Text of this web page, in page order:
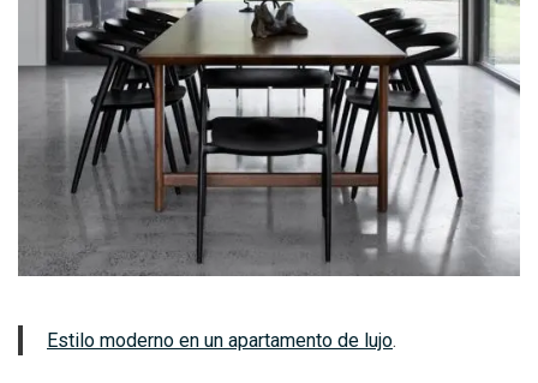
Estilo moderno en un apartamento de lujo.